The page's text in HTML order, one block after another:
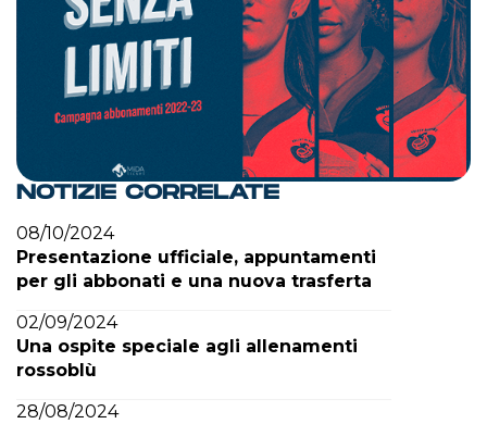
NOTIZIE CORRELATE
08/10/2024
Presentazione ufficiale, appuntamenti
per gli abbonati e una nuova trasferta
02/09/2024
Una ospite speciale agli allenamenti
rossoblù
28/08/2024